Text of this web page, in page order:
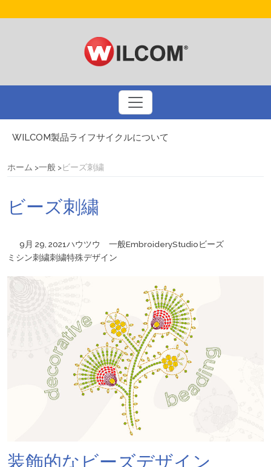
WILCOM製品ライフサイクルについて
刺繍業界大手のBinatedとのインタビュー
プリントビジネスを刺繍で多様化しましょう
自動デジタイズによるスマートなデザインアプローチ
ホーム 一般 ビーズ刺繍
ビーズ刺繍
9月 29, 2021ハウツウ 一般EmbroideryStudioビーズ
ミシン刺繍刺繍特殊デザイン
装飾的なビーズデザイン